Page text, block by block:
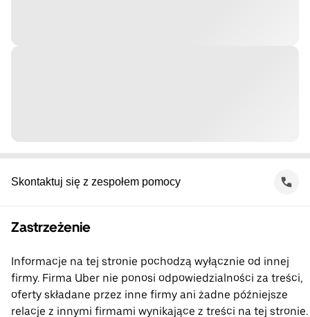
Skontaktuj się z zespołem pomocy
Zastrzeżenie
Informacje na tej stronie pochodzą wyłącznie od innej
firmy. Firma Uber nie ponosi odpowiedzialności za treści,
oferty składane przez inne firmy ani żadne późniejsze
relacje z innymi firmami wynikające z treści na tej stronie.